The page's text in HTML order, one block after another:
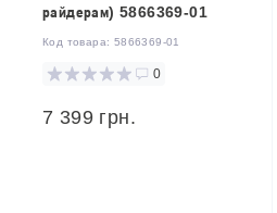
райдерам) 5866369-01
Код товара: 5866369-01
0
7 399 грн.